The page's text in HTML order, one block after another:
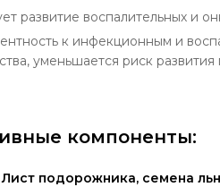
развитие воспалительных и
к инфекционным и
уменьшается риск
компоненты:
Лист подорожника, семена